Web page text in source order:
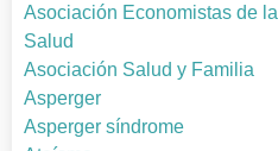
Asociación Economistas de la
Salud
Asociación Salud y Familia
Asperger
Asperger síndrome